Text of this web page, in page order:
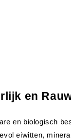
en
en biologisch
eiwitten,